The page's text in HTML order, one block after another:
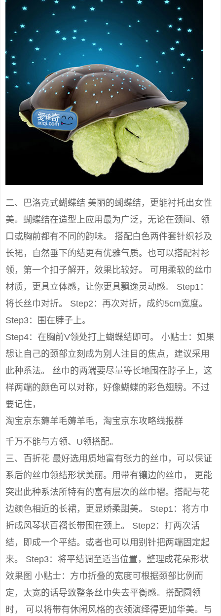
二、巴洛克式蝴蝶结 美丽的蝴蝶结，更能衬托出女性
美。蝴蝶结在造型上应用最为广泛，无论在颈间、领
口或胸前都有不同的韵味。 搭配白色两件套针织衫及
长裙，自然垂下的结更有优雅气质。也可以搭配衬衫
领，第一个扣子解开，效果比较好。 可用柔软的丝巾
材质，更具立体感，让你更具飘逸灵动感。 Step1：
将长丝巾对折。 Step2：再次对折，成约5cm宽度。
Step3：围在脖子上。
Step4：在胸前V领处打上蝴蝶结即可。 小贴士：如果
想让自己的颈部立刻成为别人注目的焦点，建议采用
此种系法。 丝巾的两端要尽量等长地围在脖子上，这
样两端的颜色可以对称，好像蝴蝶的彩色翅膀。不过
要记住，
淘宝京东薅羊毛薅羊毛，淘宝京东攻略线报群
千万不能与方领、U领搭配。
三、百折花 最好选用质地富有张力的丝巾，可以保证
系后的丝巾领结形状美丽。用带有镶边的丝巾， 更能
突出此种系法所特有的富有层次的丝巾褶。搭配与花
边颜色相近的长裙，更显娇柔甜美。 Step1：将方巾
折成风琴状百褶长带围在颈上。 Step2：打两次活
结，即成一个平结。或者也可以用别针把两端固定起
来。 Step3：将平结调至适当位置，整理成花朵形状
效果图 小贴士：方巾折叠的宽度可根据颈部比例而
定，太宽的话导致整条丝巾失去平衡感。搭配圆领
时， 可以将带有休闲风格的衣领演绎得更加华美。与